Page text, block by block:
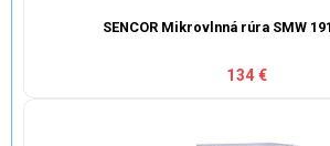
SENCOR Mikrovlnná rúra SMW
134 €